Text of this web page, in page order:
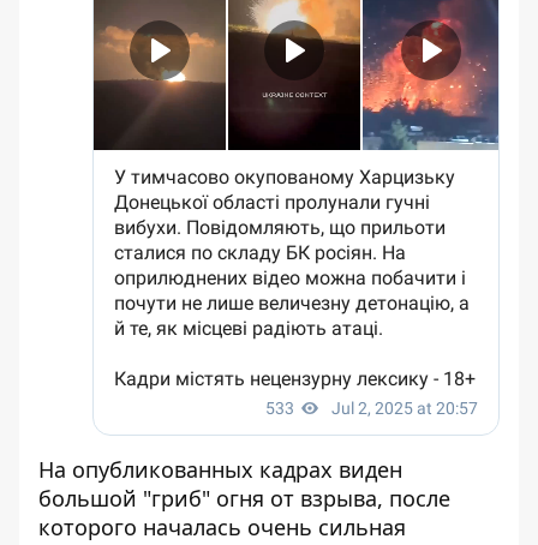
На опубликованных кадрах виден
большой "гриб" огня от взрыва, после
которого началась очень сильная